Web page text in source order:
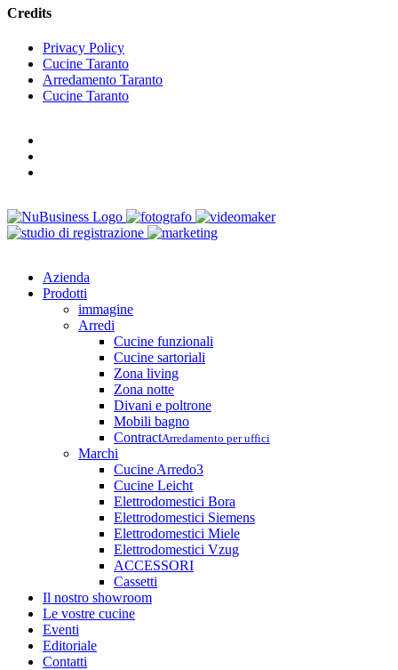
Credits
Privacy Policy
Cucine Taranto
Arredamento Taranto
Cucine Taranto
Close
Menu
Azienda
Prodotti
immagine
Arredi
Cucine funzionali
Cucine sartoriali
Zona living
Zona notte
Divani e poltrone
Mobili bagno
ContractArredamento per uffici
Marchi
Cucine Arredo3
Cucine Leicht
Elettrodomestici Bora
Elettrodomestici Siemens
Elettrodomestici Miele
Elettrodomestici Vzug
ACCESSORI
Cassetti
Il nostro showroom
Le vostre cucine
Eventi
Editoriale
Contatti